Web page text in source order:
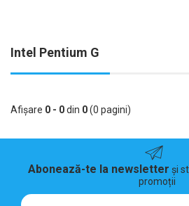
Intel Pentium G
Afişare 0 - 0din 0(0 pagini)
Abonează-te la newsletter și
promoții